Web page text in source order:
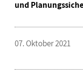
und
07. Oktober 2021